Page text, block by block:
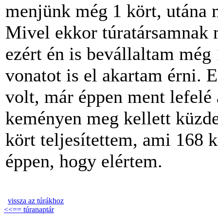
menjünk még 1 kört, utána
Mivel ekkor túratársamnak
ezért én is bevállaltam
vonatot is el akartam érni.
volt, már éppen ment lefelé
keményen meg kellett
kört teljesítettem, ami 168
éppen, hogy elértem.
vissza az túrákhoz
<<== túranaptár